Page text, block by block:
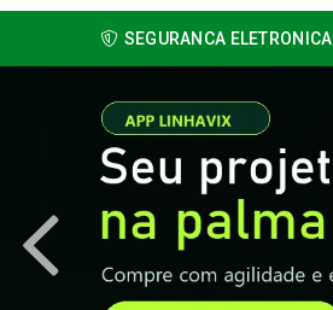
SEGURANCA ELETRONICA